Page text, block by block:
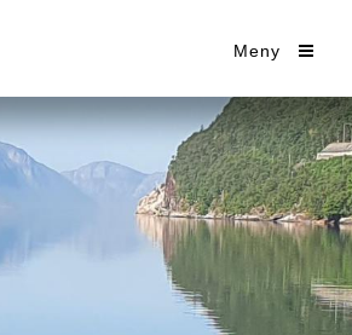
Meny